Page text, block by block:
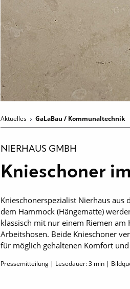
Aktuelles GaLaBau / Kommunaltechnik
NIERHAUS GMBH
Knieschoner
Knieschonerspezialist Nierhaus
dem Hammock (Hängematte)
klassisch mit nur einem Riemen am
Arbeitshosen. Beide Knieschoner
für möglich gehaltenen Komfort
Pressemitteilung | Lesedauer:3 min |